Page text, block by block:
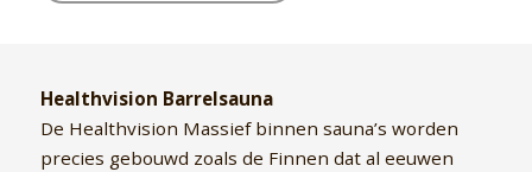
Healthvision Barrelsauna
De Healthvision Massief binnen sauna’s worden
precies gebouwd zoals de Finnen dat al eeuwen